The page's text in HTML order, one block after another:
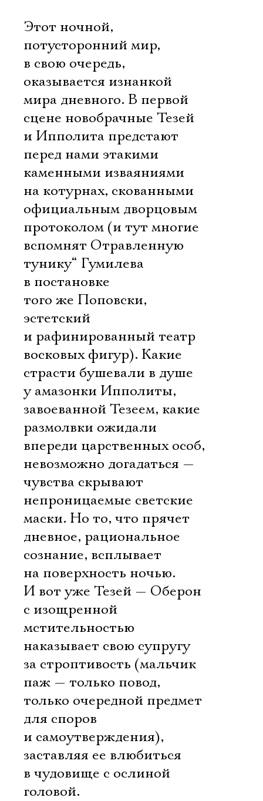
Этот ночной,
потусторонний мир,
в свою очередь,
оказывается изнанкой
мира дневного. В первой
сцене новобрачные Тезей
и Ипполита предстают
перед нами этакими
каменными изваяниями
на котурнах, скованными
официальным дворцовым
протоколом (и тут многие
вспомнят Отравленную
тунику“ Гумилева
в постановке
того же Поповски,
эстетский
и рафинированный театр
восковых фигур). Какие
страсти бушевали в душе
у амазонки Ипполиты,
завоеванной Тезеем, какие
размолвки ожидали
впереди царственных особ,
невозможно догадаться —
чувства скрывают
непроницаемые светские
маски. Но то, что прячет
дневное, рациональное
сознание, всплывает
на поверхность ночью.
И вот уже Тезей — Оберон
с изощренной
мстительностью
наказывает свою супругу
за строптивость (мальчик
паж — только повод,
только очередной предмет
для споров
и самоутверждения),
заставляя ее влюбиться
в чудовище с ослиной
головой.